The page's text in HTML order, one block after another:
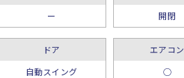
ー
開閉
ドア
自動スイング
エアコン
○